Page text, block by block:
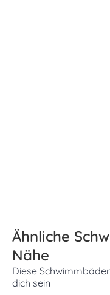
Ähnliche
Nähe
Diese
dich sein